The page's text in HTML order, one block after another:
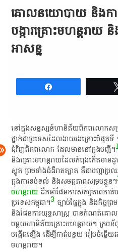
គោលនយោបាយ និងការ
បង្ការគ្រោះមហន្តរាយ
អាសន្ន
នៅ​ក្នុង​ស​ន្ទ​ស្សន៍​ហានិភ័យ​ពិភពលោក​សម្
ថ្នាក់​ជា​ប្រទេស​ដែល​ងាយ​រង​គ្រោះ​បំផុ
​ជុំវិញ​ពិភព​លោក​ ដែល​មាន​នៅ​ក្នុង​បញ្ជី​​​។​1
និង​គ្រោះ​មហន្តរាយ​ដែល​កំពុង​កើត​មាន​
ស្ងួត​ ព្រមទាំង​ជំងឺ​រាតត្បាត​ គឺជា​បញ្ហា​
ក្នុង​ការ​ទប់ទល់​ និង​សមត្ថភាព​សម្រប​ខ្លួន​។​
មហន្តរាយ ដឹកនាំ​ផែនការ​សកម្មភាព​ក
ប្រទេស​កម្ពុជា​។​3 ច្បាប់​ផ្ទៃក្នុង​ និង​កិច្
និង​ផែនការ​យុទ្ធសាស្ត្រ​ បាន​កំណត់​គោ
បន្ថយ​ហានិភ័យ​គ្រោះ​មហន្តរាយ​។​ ក្របខ័ណ្
បង្កើត​ឡើង​ ដើម្បី​កាត់​បន្ថយ​ រៀបចំ​ឆ្លើយ​
មហន្តរាយ​។​